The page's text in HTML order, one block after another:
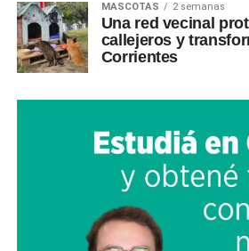
MASCOTAS 2 semanas
Una red vecinal
callejeros y
Corrientes